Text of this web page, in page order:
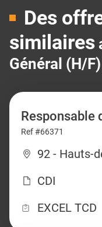
Des
similaires
Général (H/F)
Responsable
Ref #66371
92 - Hauts-
CDI
EXCEL TCD